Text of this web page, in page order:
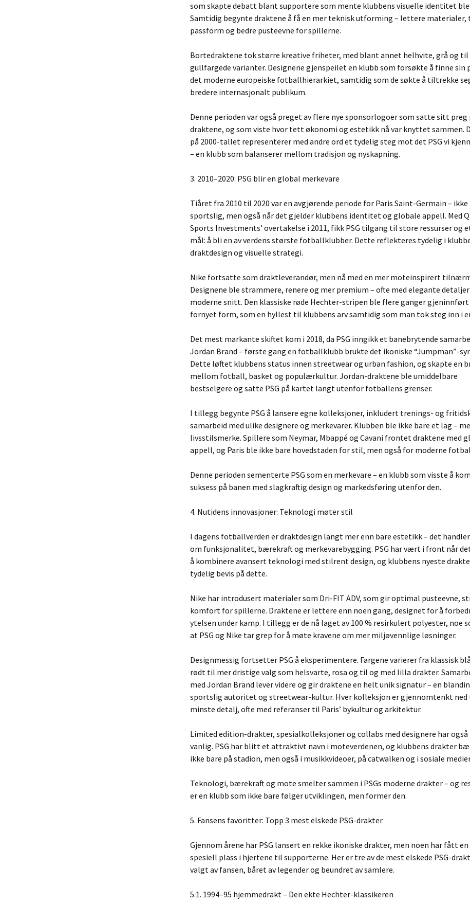
som skapte debatt blant supportere som mente klubbens visuelle identitet ble
Samtidig begynte draktene å få en mer teknisk utforming – lettere
passform og bedre pusteevne for spillerne.
Bortedraktene tok større kreative friheter, med blant annet helhvite, grå og til
gullfargede varianter. Designene gjenspeilet en klubb som forsøkte å finne sin
det moderne europeiske fotballhierarkiet, samtidig som de søkte å tiltrekke
bredere internasjonalt publikum.
Denne perioden var også preget av flere nye sponsorlogoer som satte sitt preg
draktene, og som viste hvor tett økonomi og estetikk nå var knyttet sammen.
på 2000-tallet representerer med andre ord et tydelig steg mot det PSG vi
– en klubb som balanserer mellom tradisjon og nyskapning.
3. 2010–2020: PSG blir en global merkevare
Tiåret fra 2010 til 2020 var en avgjørende periode for Paris Saint-Germain – ikke
sportslig, men også når det gjelder klubbens identitet og globale appell. Med
Sports Investments’ overtakelse i 2011, fikk PSG tilgang til store ressurser og
mål: å bli en av verdens største fotballklubber. Dette reflekteres tydelig i
draktdesign og visuelle strategi.
Nike fortsatte som draktleverandør, men nå med en mer moteinspirert
Designene ble strammere, renere og mer premium – ofte med elegante
moderne snitt. Den klassiske røde Hechter-stripen ble flere ganger gjeninnført
fornyet form, som en hyllest til klubbens arv samtidig som man tok steg inn i
Det mest markante skiftet kom i 2018, da PSG inngikk et banebrytende
Jordan Brand – første gang en fotballklubb brukte det ikoniske “Jumpman”-
Dette løftet klubbens status innen streetwear og urban fashion, og skapte en
mellom fotball, basket og populærkultur. Jordan-draktene ble umiddelbare
bestselgere og satte PSG på kartet langt utenfor fotballens grenser.
I tillegg begynte PSG å lansere egne kolleksjoner, inkludert trenings- og
samarbeid med ulike designere og merkevarer. Klubben ble ikke bare et lag –
livsstilsmerke. Spillere som Neymar, Mbappé og Cavani frontet draktene med
appell, og Paris ble ikke bare hovedstaden for stil, men også for moderne
Denne perioden sementerte PSG som en merkevare – en klubb som visste å
suksess på banen med slagkraftig design og markedsføring utenfor den.
4. Nutidens innovasjoner: Teknologi møter stil
I dagens fotballverden er draktdesign langt mer enn bare estetikk – det
om funksjonalitet, bærekraft og merkevarebygging. PSG har vært i front når
å kombinere avansert teknologi med stilrent design, og klubbens nyeste
tydelig bevis på dette.
Nike har introdusert materialer som Dri-FIT ADV, som gir optimal pusteevne,
komfort for spillerne. Draktene er lettere enn noen gang, designet for å
ytelsen under kamp. I tillegg er de nå laget av 100 % resirkulert polyester, noe
at PSG og Nike tar grep for å møte kravene om mer miljøvennlige løsninger.
Designmessig fortsetter PSG å eksperimentere. Fargene varierer fra klassisk
rødt til mer dristige valg som helsvarte, rosa og til og med lilla drakter.
med Jordan Brand lever videre og gir draktene en helt unik signatur – en
sportslig autoritet og streetwear-kultur. Hver kolleksjon er gjennomtenkt
minste detalj, ofte med referanser til Paris’ bykultur og arkitektur.
Limited edition-drakter, spesialkolleksjoner og collabs med designere har
vanlig. PSG har blitt et attraktivt navn i moteverdenen, og klubbens drakter
ikke bare på stadion, men også i musikkvideoer, på catwalken og i sosiale
Teknologi, bærekraft og mote smelter sammen i PSGs moderne drakter – og
er en klubb som ikke bare følger utviklingen, men former den.
5. Fansens favoritter: Topp 3 mest elskede PSG-drakter
Gjennom årene har PSG lansert en rekke ikoniske drakter, men noen har fått
spesiell plass i hjertene til supporterne. Her er tre av de mest elskede PSG-
valgt av fansen, båret av legender og beundret av samlere.
5.1. 1994–95 hjemmedrakt – Den ekte Hechter-klassikeren